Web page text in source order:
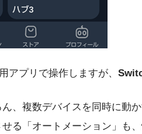
アプリで操作しますが、
、複数デバイスを同時に動か
る「オートメーション」も